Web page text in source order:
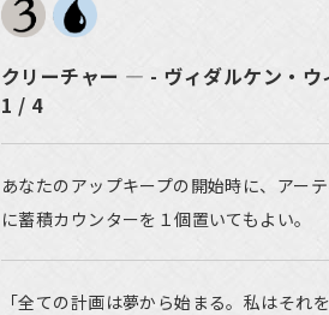
クリーチャー ― - ヴィダルケン・ウ
1 / 4
あなたのアップキープの開始時に、アー
に蓄積カウンターを１個置いてもよい。
「全ての計画は夢から始まる。私はそれ